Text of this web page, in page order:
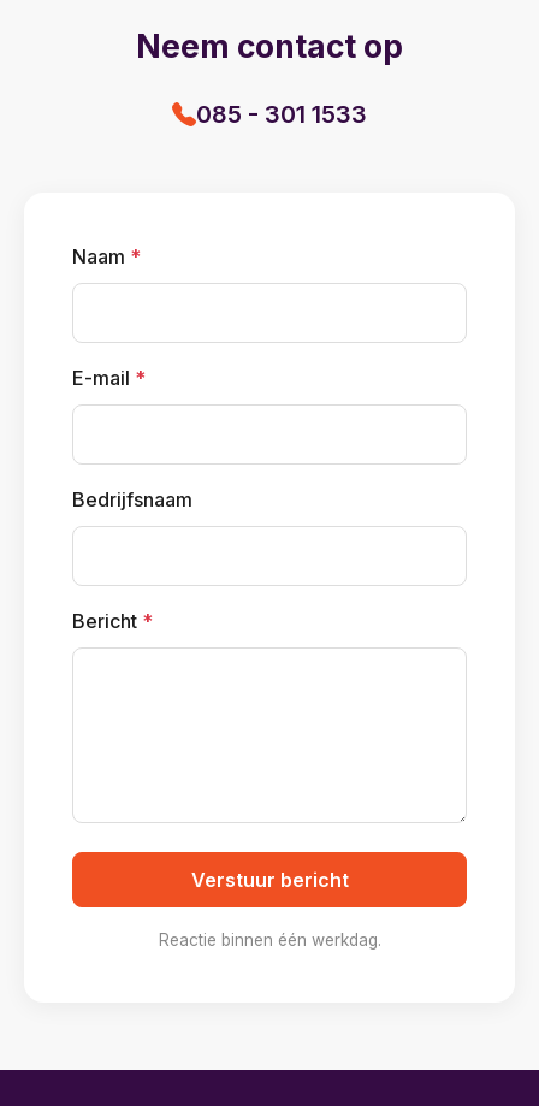
Neem contact op
085 - 301 1533
Naam *
E-mail *
Bedrijfsnaam
Bericht *
Verstuur bericht
Reactie binnen één werkdag.